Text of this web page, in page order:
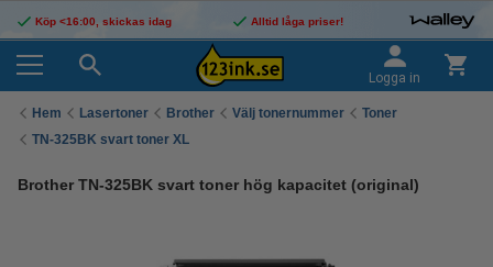
Köp <16:00, skickas idag Alltid låga priser!
Logga in
Hem Lasertoner Brother Välj tonernummer
Toner
TN-325BK svart toner XL
Brother TN-325BK svart toner hög kapacitet (original)